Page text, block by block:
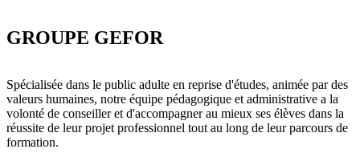
GROUPE GEFOR
Spécialisée dans le public adulte en reprise d'études, animée par des
valeurs humaines, notre équipe pédagogique et administrative a la
volonté de conseiller et d'accompagner au mieux ses élèves dans la
réussite de leur projet professionnel tout au long de leur parcours de
formation.